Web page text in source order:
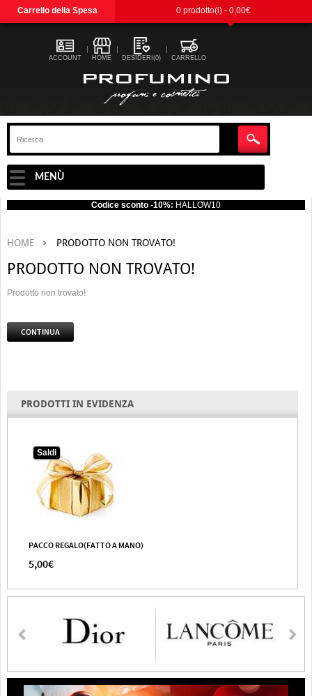
Carrello della Spesa 0 prodotto(i) - 0,00€
ACCOUNT HOME DESIDERI(0) CARRELLO
MENÙ
Codice sconto -10%: HALLOW10
HOME PRODOTTO NON TROVATO!
PRODOTTO NON TROVATO!
Prodotto non trovato!
CONTINUA
PRODOTTI IN EVIDENZA
Saldi
PACCO REGALO(FATTO A MANO)
5,00€